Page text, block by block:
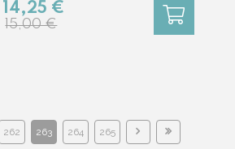
15,00 €
14,25 €
262 263 264 265